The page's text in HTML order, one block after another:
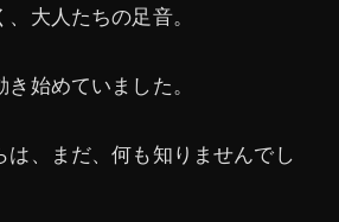
大人たちの足音。
始めていました。
は、まだ、何も知りませんでし